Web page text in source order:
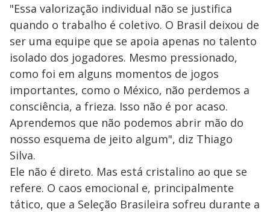
"Essa valorização individual não se justifica
quando o trabalho é coletivo. O Brasil deixou de
ser uma equipe que se apoia apenas no talento
isolado dos jogadores. Mesmo pressionado,
como foi em alguns momentos de jogos
importantes, como o México, não perdemos a
consciência, a frieza. Isso não é por acaso.
Aprendemos que não podemos abrir mão do
nosso esquema de jeito algum", diz Thiago
Silva.
Ele não é direto. Mas está cristalino ao que se
refere. O caos emocional e, principalmente
tático, que a Seleção Brasileira sofreu durante a